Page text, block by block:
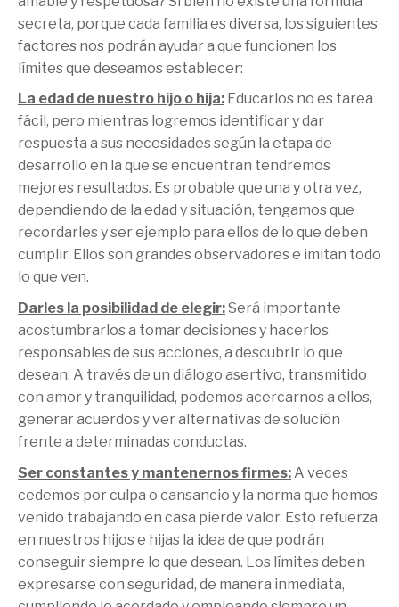
secreta, porque cada familia es diversa, los siguientes
factores nos podrán ayudar a que funcionen los
límites que deseamos establecer:
La edad de nuestro hijo o hija: Educarlos no es tarea
fácil, pero mientras logremos identificar y dar
respuesta a sus necesidades según la etapa de
desarrollo en la que se encuentran tendremos
mejores resultados. Es probable que una y otra vez,
dependiendo de la edad y situación, tengamos que
recordarles y ser ejemplo para ellos de lo que deben
cumplir. Ellos son grandes observadores e imitan todo
lo que ven.
Darles la posibilidad de elegir:Será importante
acostumbrarlos a tomar decisiones y hacerlos
responsables de sus acciones, a descubrir lo que
desean. A través de un diálogo asertivo, transmitido
con amor y tranquilidad, podemos acercarnos a ellos,
generar acuerdos y ver alternativas de solución
frente a determinadas conductas.
Ser constantes y mantenernos firmes: A veces
cedemos por culpa o cansancio y la norma que hemos
venido trabajando en casa pierde valor. Esto refuerza
en nuestros hijos e hijas la idea de que podrán
conseguir siempre lo que desean. Los límites deben
expresarse con seguridad, de manera inmediata,